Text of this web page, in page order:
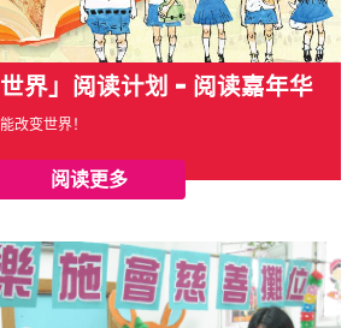
世界」阅读计划 - 阅读嘉年华
改变世界！
阅读更多